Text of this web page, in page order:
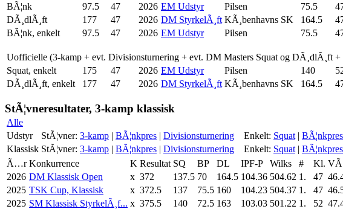
BÃ¦nk
97.5 47 2026 EM Udstyr Pilsen 75.5
DÃ¸dlÃ¸ft
177 47 2026 DM StyrkelÃ¸ft KÃ¸benhavns SK 164.5
BÃ¦nk, enkelt
97.5 47 2026 EM Udstyr Pilsen 75.5
Uofficielle (3-kamp + evt. Divisionsturnering + evt. DM Masters Squat og DÃ¸dlÃ¸ft +
Squat, enkelt
175 47 2026 EM Udstyr Pilsen 140
DÃ¸dlÃ¸ft, enkelt
177 47 2026 DM StyrkelÃ¸ft KÃ¸benhavns SK 164.5
StÃ¦vneresultater, 3-kamp klassisk
Alle
Udstyr
StÃ¦vner: 3-kamp | BÃ¦nkpres | Divisionsturnering Enkelt: Squat | BÃ¦nkpres
Klassisk StÃ¦vner: 3-kamp | BÃ¦nkpres | Divisionsturnering Enkelt: Squat | BÃ¦nkpres
Ã…r Konkurrence K Resultat SQ BP DL IPF-P Wilks # Kl.
2026 DM Klassisk Open x 372 137.5 70 164.5 104.36 504.62 1. 47
2025 TSK Cup, Klassisk x 372.5 137 75.5 160 104.23 504.37 1. 47
2025 SM Klassisk StyrkelÃ¸f... x 375.5 140 72.5 163 103.03 501.22 1. 52